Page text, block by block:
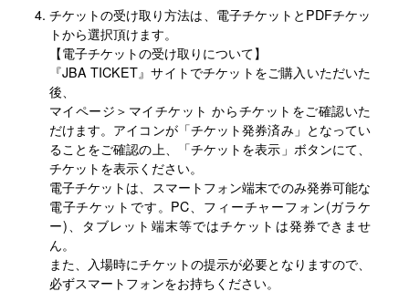
チケットの受け取り方法は、電子チケットとPDFチケッ
トから選択頂けます。
【電子チケットの受け取りについて】
『JBA TICKET』サイトでチケットをご購入いただいた
後、
マイページ＞マイチケット からチケットをご確認いた
だけます。アイコンが「チケット発券済み」となってい
ることをご確認の上、「チケットを表示」ボタンにて、
チケットを表示ください。
電子チケットは、スマートフォン端末でのみ発券可能な
電子チケットです。PC、フィーチャーフォン(ガラケ
ー)、タブレット端末等ではチケットは発券できませ
ん。
また、入場時にチケットの提示が必要となりますので、
必ずスマートフォンをお持ちください。